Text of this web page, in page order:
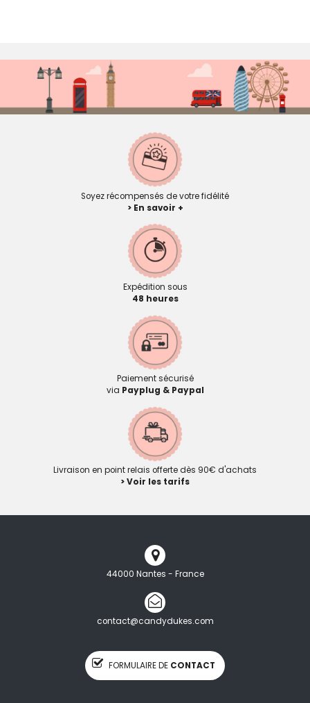
Soyez récompensés de votre fidélité
> En savoir +
Expédition sous
48 heures
Paiement sécurisé
via Payplug & Paypal
Livraison en point relais offerte dès 90€ d'achats
> Voir les tarifs
44000 Nantes - France
contact@candydukes.com
FORMULAIRE DE CONTACT